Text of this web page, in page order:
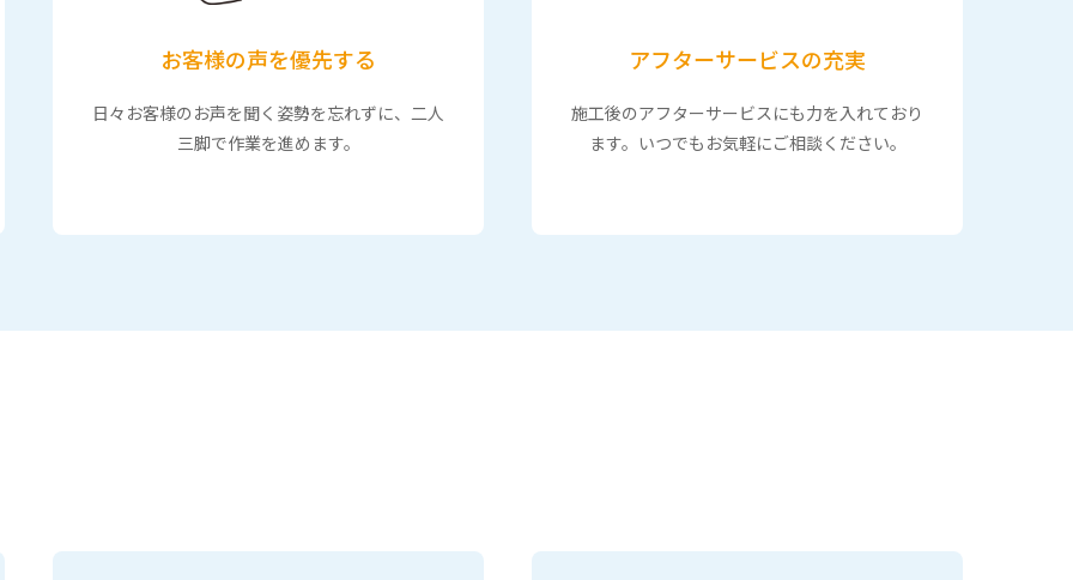
お客様の声を優先する
日々お客様のお声を聞く姿勢を忘れずに、二人
三脚で作業を進めます。
アフターサービスの充実
施工後のアフターサービスにも力を入れており
ます。いつでもお気軽にご相談ください。